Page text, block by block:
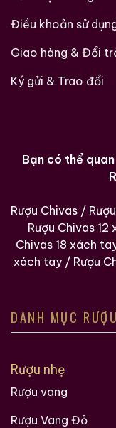
Hàng Ngàn Khách
Điều khoản sử
Giao hàng & Đổi
Ký gửi & Trao đổi
Bạn có thể
Rượu Chivas /
Rượu Chivas
Chivas 18 xách
xách tay / Rượu
DANH MỤC
Rượu nhẹ
Rượu vang
Rượu Vang Đỏ